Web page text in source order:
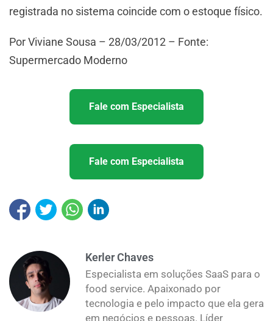
registrada no sistema coincide com o estoque físico.
Por Viviane Sousa – 28/03/2012 – Fonte:
Supermercado Moderno
Fale com Especialista
Fale com Especialista
Kerler Chaves
Especialista em soluções SaaS para o
food service. Apaixonado por
tecnologia e pelo impacto que ela gera
em negócios e pessoas. Líder